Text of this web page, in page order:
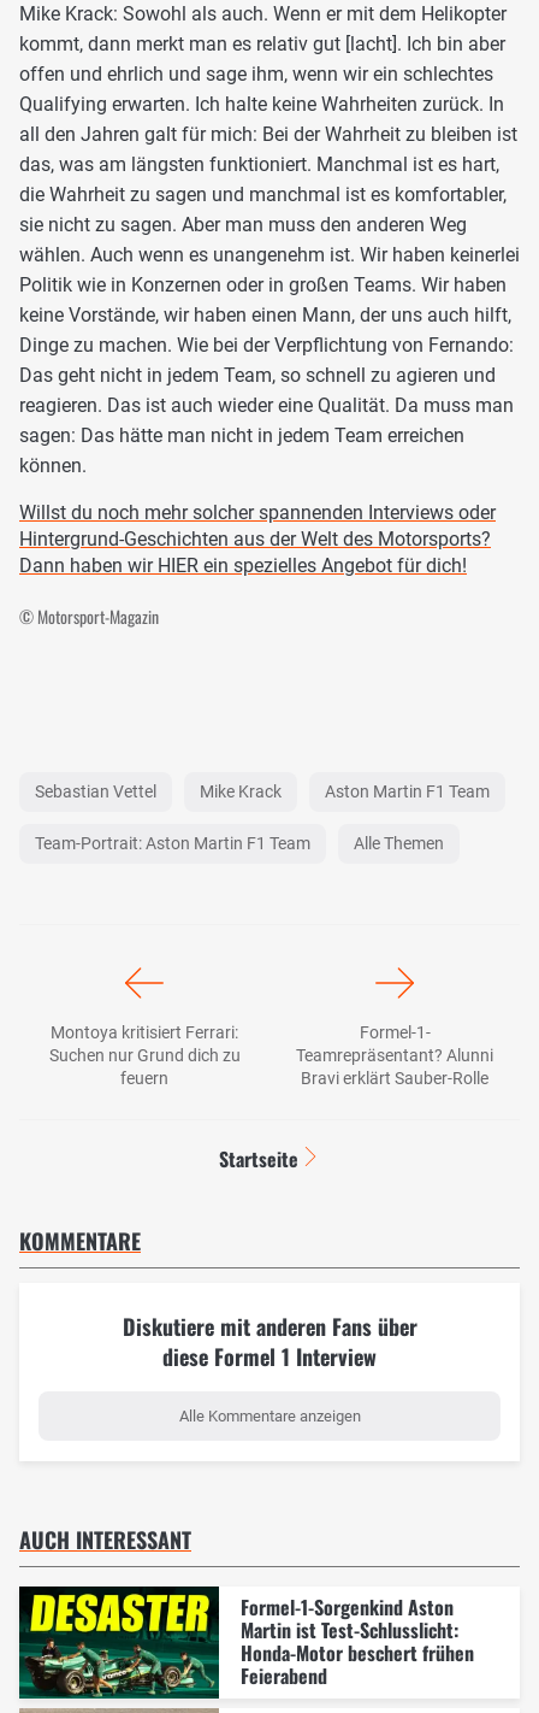
Mike Krack: Sowohl als auch. Wenn er mit dem Helikopter
kommt, dann merkt man es relativ gut [lacht]. Ich bin aber
offen und ehrlich und sage ihm, wenn wir ein schlechtes
Qualifying erwarten. Ich halte keine Wahrheiten zurück. In
all den Jahren galt für mich: Bei der Wahrheit zu bleiben ist
das, was am längsten funktioniert. Manchmal ist es hart,
die Wahrheit zu sagen und manchmal ist es komfortabler,
sie nicht zu sagen. Aber man muss den anderen Weg
wählen. Auch wenn es unangenehm ist. Wir haben keinerlei
Politik wie in Konzernen oder in großen Teams. Wir haben
keine Vorstände, wir haben einen Mann, der uns auch hilft,
Dinge zu machen. Wie bei der Verpflichtung von Fernando:
Das geht nicht in jedem Team, so schnell zu agieren und
reagieren. Das ist auch wieder eine Qualität. Da muss man
sagen: Das hätte man nicht in jedem Team erreichen
können.
Willst du noch mehr solcher spannenden Interviews oder
Hintergrund-Geschichten aus der Welt des Motorsports?
Dann haben wir HIER ein spezielles Angebot für dich!
© Motorsport-Magazin
Sebastian Vettel Mike Krack Aston Martin F1 Team
Team-Portrait: Aston Martin F1 Team Alle Themen
Montoya kritisiert Ferrari:
Suchen nur Grund dich zu
feuern
Formel-1-
Teamrepräsentant? Alunni
Bravi erklärt Sauber-Rolle
Startseite
KOMMENTARE
Diskutiere mit anderen Fans über
diese Formel 1 Interview
Alle Kommentare anzeigen
AUCH INTERESSANT
Formel-1-Sorgenkind Aston
Martin ist Test-Schlusslicht:
Honda-Motor beschert frühen
Feierabend